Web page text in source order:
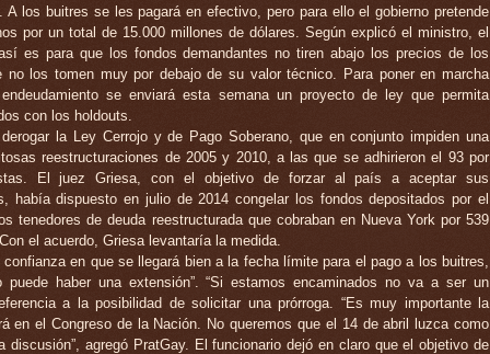
A los buitres se les pagará en efectivo, pero para ello el gobierno pretende
por un total de 15.000 millones de dólares. Según explicó el ministro, el
es para que los fondos demandantes no tiren abajo los precios de los
no los tomen muy por debajo de su valor técnico. Para poner en marcha
se enviará esta semana un proyecto de ley que permita
con los holdouts.
la Ley Cerrojo y de Pago Soberano, que en conjunto impiden una
reestructuraciones de 2005 y 2010, a las que se adhirieron el 93 por
El juez Griesa, con el objetivo de forzar al país a aceptar sus
había dispuesto en julio de 2014 congelar los fondos depositados por el
tenedores de deuda reestructurada que cobraban en Nueva York por 539
el acuerdo, Griesa levantaría la medida.
en que se llegará bien a la fecha límite para el pago a los buitres,
puede haber una extensión”. “Si estamos encaminados no va a ser un
a la posibilidad de solicitar una prórroga. “Es muy importante la
en el Congreso de la Nación. No queremos que el 14 de abril luzca como
discusión”, agregó PratGay. El funcionario dejó en claro que el objetivo de